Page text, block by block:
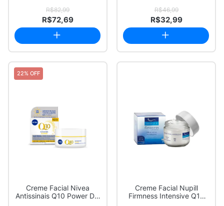
R$82,99
R$72,69
R$46,99
R$32,99
22% OFF
Creme Facial Nivea
Antissinais Q10 Power Dia
Creme Facial Nupill
Firmness Intensive Q10